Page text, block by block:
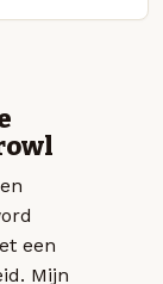
een
Mijn